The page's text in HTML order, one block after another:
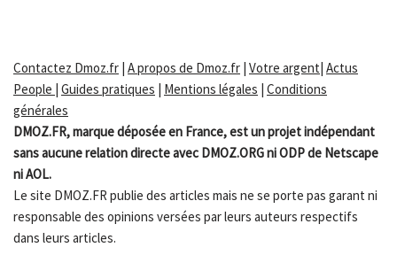
Contactez Dmoz.fr | A propos de Dmoz.fr | Votre argent| Actus
People | Guides pratiques | Mentions légales | Conditions
générales
DMOZ.FR, marque déposée en France, est un projet indépendant
sans aucune relation directe avec DMOZ.ORG ni ODP de Netscape
ni AOL.
Le site DMOZ.FR publie des articles mais ne se porte pas garant ni
responsable des opinions versées par leurs auteurs respectifs
dans leurs articles.